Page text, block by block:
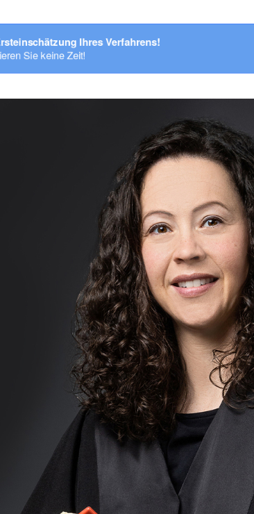
Ihres Verfahrens!
Sie keine Zeit!